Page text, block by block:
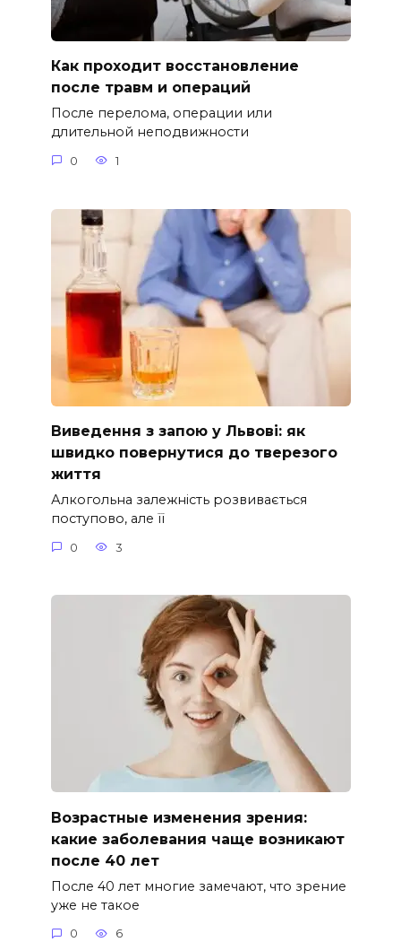
Как проходит восстановление
после травм и операций
После перелома, операции или
длительной неподвижности
0 1
Виведення з запою у Львові: як
швидко повернутися до тверезого
життя
Алкогольна залежність розвивається
поступово, але її
0 3
Возрастные изменения зрения:
какие заболевания чаще возникают
после 40 лет
После 40 лет многие замечают, что зрение
уже не такое
0 6